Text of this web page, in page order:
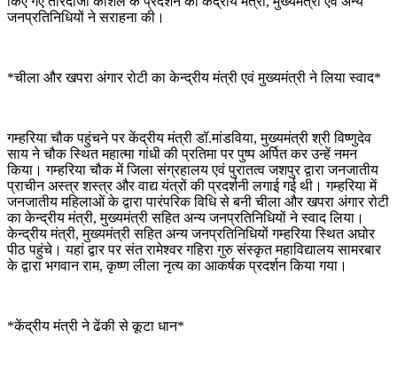
जनप्रतिनिधियों ने सराहना की।
*चीला और खपरा अंगार रोटी का केन्द्रीय मंत्री एवं मुख्यमंत्री ने लिया स्वाद*
गम्हरिया चौक पहुंचने पर केंद्रीय मंत्री डॉ.मांडविया, मुख्यमंत्री श्री विष्णुदेव
साय ने चौक स्थित महात्मा गांधी की प्रतिमा पर पुष्प अर्पित कर उन्हें नमन
किया। गम्हरिया चौक में जिला संग्रहालय एवं पुरातत्व जशपुर द्वारा जनजातीय
प्राचीन अस्त्र शस्त्र और वाद्य यंत्रों की प्रदर्शनी लगाई गई थी। गम्हरिया में
जनजातीय महिलाओं के द्वारा पारंपरिक विधि से बनी चीला और खपरा अंगार रोटी
का केन्द्रीय मंत्री, मुख्यमंत्री सहित अन्य जनप्रतिनिधियों ने स्वाद लिया।
केन्द्रीय मंत्री, मुख्यमंत्री सहित अन्य जनप्रतिनिधियों गम्हरिया स्थित अघोर
पीठ पहुंचे। यहां द्वार पर संत रामेश्वर गहिरा गुरु संस्कृत महाविद्यालय सामरबार
के द्वारा भगवान राम, कृष्ण लीला नृत्य का आकर्षक प्रदर्शन किया गया।
*केंद्रीय मंत्री ने ढेंकी से कूटा धान*